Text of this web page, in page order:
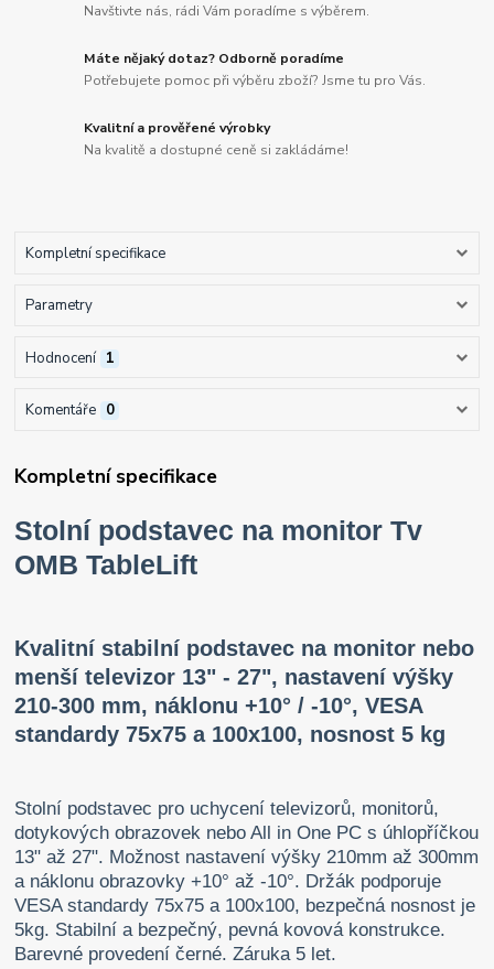
Navštivte nás, rádi Vám poradíme s výběrem.
Máte nějaký dotaz? Odborně poradíme
Potřebujete pomoc při výběru zboží? Jsme tu pro Vás.
Kvalitní a prověřené výrobky
Na kvalitě a dostupné ceně si zakládáme!
Kompletní specifikace
Parametry
Hodnocení 1
Komentáře 0
Kompletní specifikace
Stolní podstavec na monitor Tv
OMB TableLift
Kvalitní stabilní podstavec na monitor nebo
menší televizor 13" - 27", nastavení výšky
210-300 mm, náklonu +10° / -10°, VESA
standardy 75x75 a 100x100, nosnost 5 kg
Stolní podstavec pro uchycení televizorů, monitorů,
dotykových obrazovek nebo All in One PC s úhlopříčkou
13" až 27". Možnost nastavení výšky 210mm až 300mm
a náklonu obrazovky +10° až -10°. Držák podporuje
VESA standardy 75x75 a 100x100, bezpečná nosnost je
5kg. Stabilní a bezpečný, pevná kovová konstrukce.
Barevné provedení černé. Záruka 5 let.